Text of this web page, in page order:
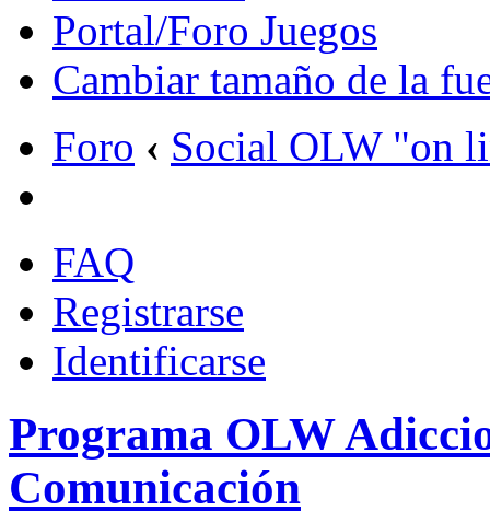
Portal/Foro Juegos
Cambiar tamaño de la
Foro ‹ Social OLW "on
FAQ
Registrarse
Identificarse
Programa OLW
Comunicación